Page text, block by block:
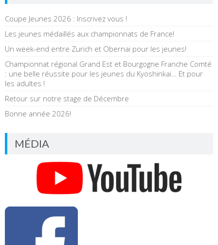
Coupe Jeunes 2026 : Inscrivez vous !
Les jeunes médaillés aux championnats de France!
Un week-end entre Zurich et Obernai pour les jeunes!
Championnat régional Grand Est et Bourgogne Franche Comté
: une belle réussite pour les jeunes du Kyoshinkai… Et pour
les adultes !
Retour sur notre stage de Décembre
Bonne année 2026!
MÉDIA